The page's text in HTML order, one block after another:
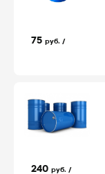
75 руб. /
240 руб. /